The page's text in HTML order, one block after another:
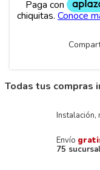
Todas tus compras
Instalación,
Envío
75